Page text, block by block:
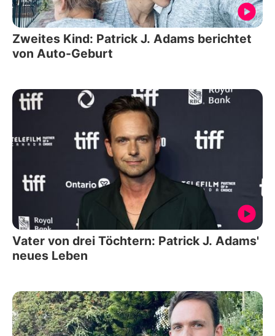
Zweites Kind: Patrick J. Adams berichtet
von Auto-Geburt
Vater von drei Töchtern: Patrick J. Adams'
neues Leben